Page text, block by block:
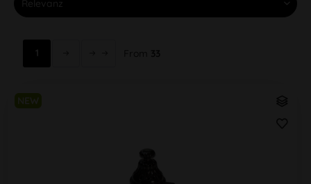
1
NEW